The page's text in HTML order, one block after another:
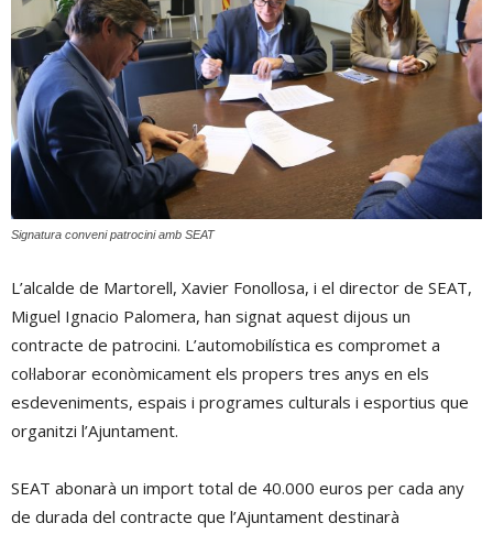
Signatura conveni patrocini amb SEAT
L’alcalde de Martorell, Xavier Fonollosa, i el director de SEAT,
Miguel Ignacio Palomera, han signat aquest dijous un
contracte de patrocini. L’automobilística es compromet a
col·laborar econòmicament els propers tres anys en els
esdeveniments, espais i programes culturals i esportius que
organitzi l’Ajuntament.
SEAT abonarà un import total de 40.000 euros per cada any
de durada del contracte que l’Ajuntament destinarà